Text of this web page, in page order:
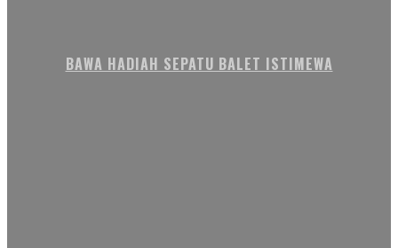
BAWA HADIAH SEPATU BALET ISTIMEWA